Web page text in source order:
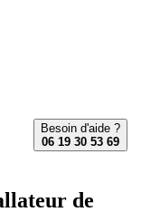
Besoin d'aide ?
06 19 30 53 69
de